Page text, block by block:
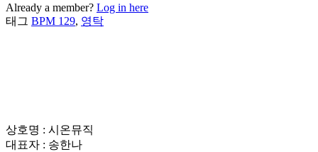
Already a member? Log in here
태그 BPM 129, 영탁
상호명 : 시온뮤직
대표자 : 송한나